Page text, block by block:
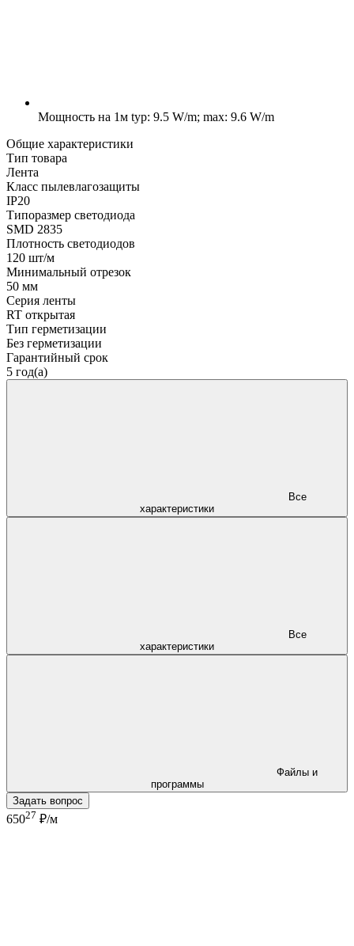
Мощность на 1м typ: 9.5 W/m; max: 9.6 W/m
Общие характеристики
Тип товара
Лента
Класс пылевлагозащиты
IP20
Типоразмер светодиода
SMD 2835
Плотность светодиодов
120 шт/м
Минимальный отрезок
50 мм
Серия ленты
RT открытая
Тип герметизации
Без герметизации
Гарантийный срок
5 год(а)
характеристики
характеристики
программы
Задать вопрос
65027 ₽/м